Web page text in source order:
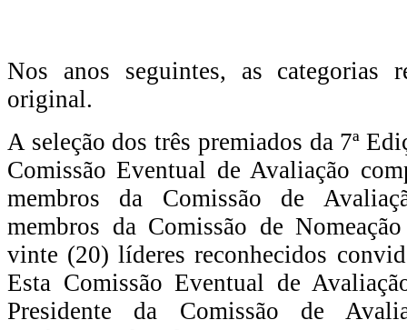
Nos anos seguintes, as categorias
original.
A seleção dos três premiados da 7ª
Comissão Eventual de Avaliação
membros da Comissão de
membros da Comissão de
vinte (20) líderes reconhecidos
Esta Comissão Eventual de
Presidente da Comissão de